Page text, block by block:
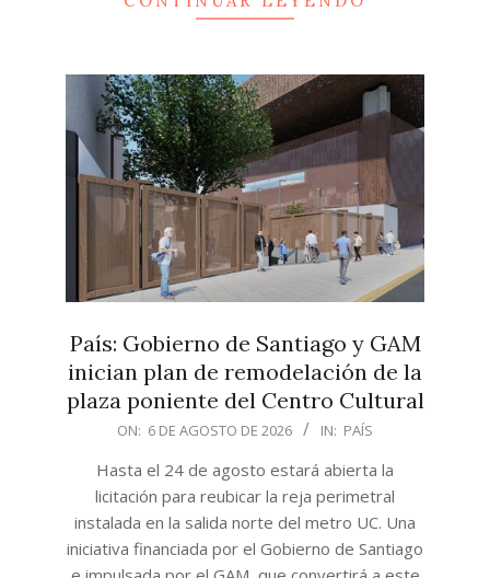
País: Gobierno de Santiago y GAM
inician plan de remodelación de la
plaza poniente del Centro Cultural
ON: 6 DE AGOSTO DE 2026 IN: PAÍS
Hasta el 24 de agosto estará abierta la
licitación para reubicar la reja perimetral
instalada en la salida norte del metro UC. Una
iniciativa financiada por el Gobierno de Santiago